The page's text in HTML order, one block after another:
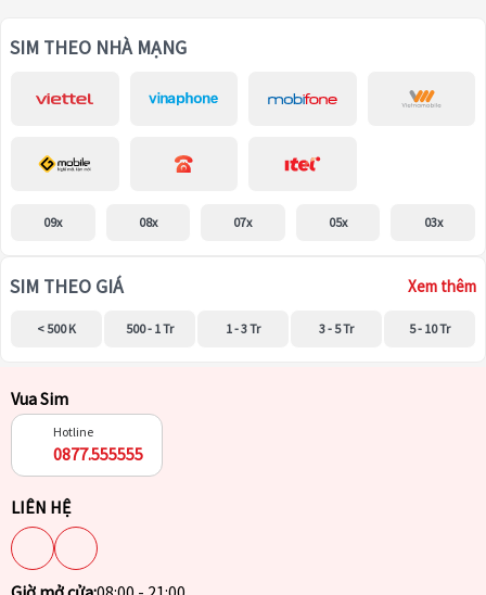
SIM THEO NHÀ MẠNG
09x 08x 07x 05x 03x
SIM THEO GIÁ Xem thêm
< 500 K 500 - 1 Tr 1 - 3 Tr 3 - 5 Tr 5 - 10 Tr
Vua Sim
Hotline
0877.555555
LIÊN HỆ